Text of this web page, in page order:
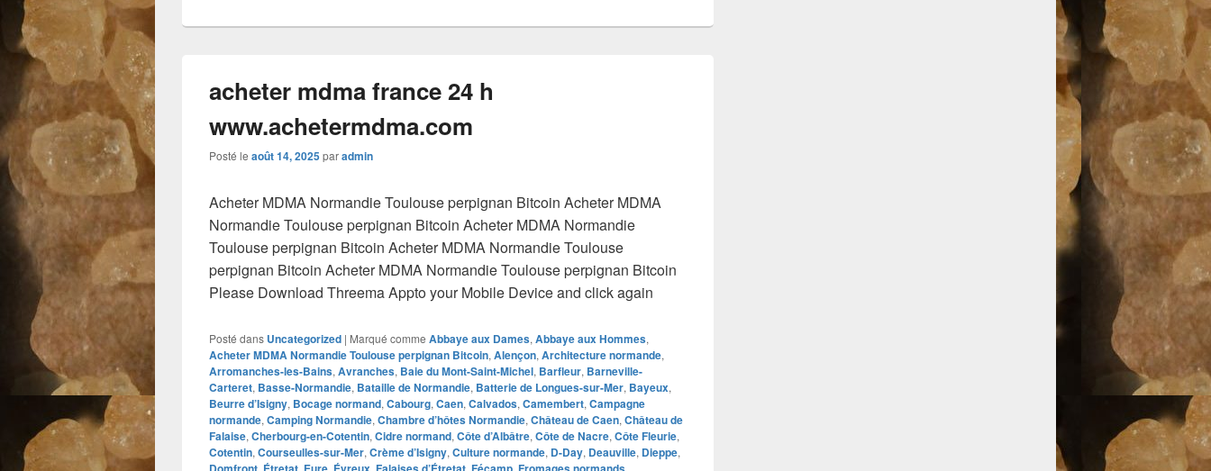
acheter mdma france 24 h
www.achetermdma.com
Posté le août 14, 2025paradmin
Acheter MDMA Normandie Toulouse perpignan Bitcoin Acheter MDMA
Normandie Toulouse perpignan Bitcoin Acheter MDMA Normandie
Toulouse perpignan Bitcoin Acheter MDMA Normandie Toulouse
perpignan Bitcoin Acheter MDMA Normandie Toulouse perpignan Bitcoin
Please Download Threema Appto your Mobile Device and click again
Posté dans Uncategorized | Marqué comme Abbaye aux Dames, Abbaye aux Hommes,
Acheter MDMA Normandie Toulouse perpignan Bitcoin, Alençon, Architecture normande,
Arromanches-les-Bains, Avranches, Baie du Mont-Saint-Michel, Barfleur, Barneville-
Carteret, Basse-Normandie, Bataille de Normandie, Batterie de Longues-sur-Mer, Bayeux,
Beurre d’Isigny, Bocage normand, Cabourg, Caen, Calvados, Camembert, Campagne
normande, Camping Normandie, Chambre d’hôtes Normandie, Château de Caen, Château de
Falaise, Cherbourg-en-Cotentin, Cidre normand, Côte d’Albâtre, Côte de Nacre, Côte Fleurie,
Cotentin, Courseulles-sur-Mer, Crème d’Isigny, Culture normande, D-Day, Deauville, Dieppe,